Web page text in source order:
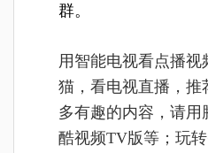
群。
用智能电视看点播
猫，看电视直播，推
多有趣的内容，请
酷视频TV版等；玩